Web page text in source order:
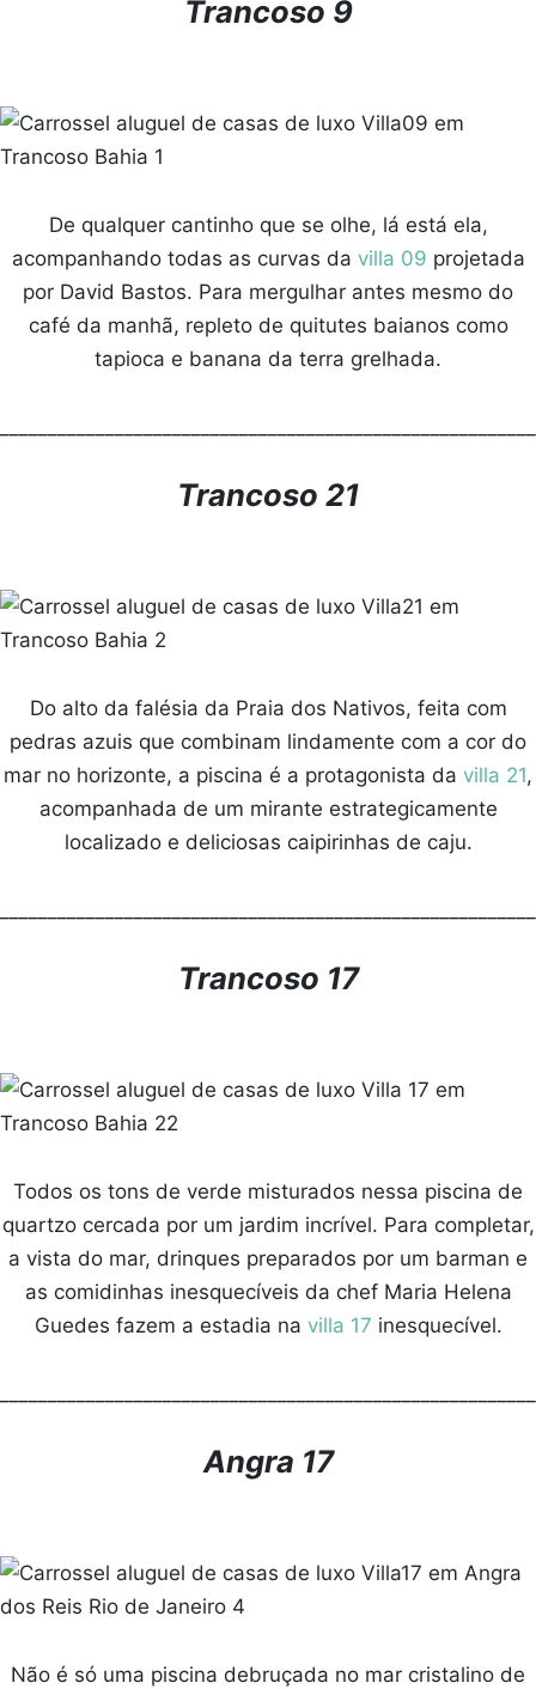
Trancoso 9
De qualquer cantinho que se olhe, lá está ela,
acompanhando todas as curvas da villa 09 projetada
por David Bastos. Para mergulhar antes mesmo do
café da manhã, repleto de quitutes baianos como
tapioca e banana da terra grelhada.
Trancoso 21
Do alto da falésia da Praia dos Nativos, feita com
pedras azuis que combinam lindamente com a cor do
mar no horizonte, a piscina é a protagonista da villa 21,
acompanhada de um mirante estrategicamente
localizado e deliciosas caipirinhas de caju.
Trancoso 17
Todos os tons de verde misturados nessa piscina de
quartzo cercada por um jardim incrível. Para completar,
a vista do mar, drinques preparados por um barman e
as comidinhas inesquecíveis da chef Maria Helena
Guedes fazem a estadia na villa 17 inesquecível.
Angra 17
Não é só uma piscina debruçada no mar cristalino de